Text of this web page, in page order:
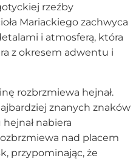
rzeźby
Mariackiego zachwyca
i atmosferą, która
z okresem adwentu i
rozbrzmiewa hejnał.
znanych znaków
nabiera
nad placem
przypominając, że